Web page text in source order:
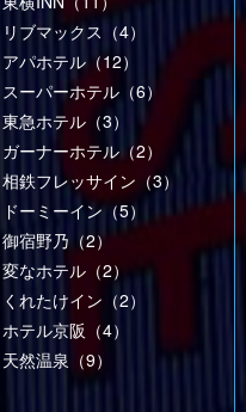
リブマックス（4）
アパホテル（12）
スーパーホテル（6）
東急ホテル（3）
ガーナーホテル（2）
相鉄フレッサイン（3）
ドーミーイン（5）
御宿野乃（2）
変なホテル（2）
くれたけイン（2）
ホテル京阪（4）
天然温泉（9）